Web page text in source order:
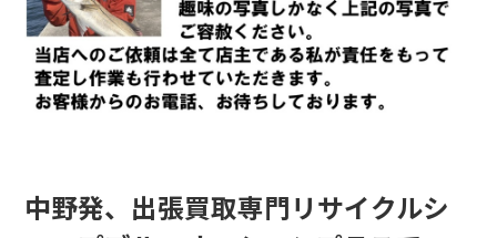
中野発、出張買取専門リサイクルシ